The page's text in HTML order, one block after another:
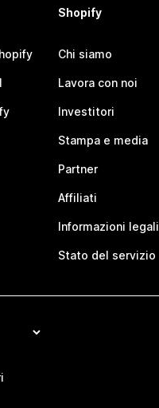
Shopify
Chi siamo
Lavora con noi
Investitori
Stampa e media
Partner
Affiliati
Informazioni legali
Stato del servizio